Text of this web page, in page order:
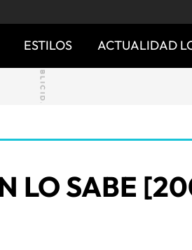
ESTILOS ACTUALIDAD
LO SABE